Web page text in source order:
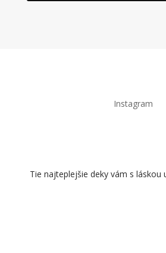
Instagram
Tie najteplejšie deky vám s láskou